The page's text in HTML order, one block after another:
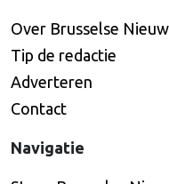
Over Brusselse
Tip de redactie
Adverteren
Contact
Navigatie